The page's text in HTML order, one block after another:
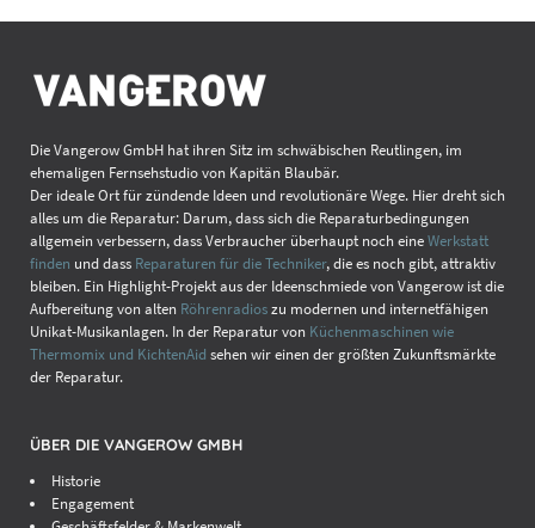
Die Vangerow GmbH hat ihren Sitz im schwäbischen Reutlingen, im
ehemaligen Fernsehstudio von Kapitän Blaubär.
Der ideale Ort für zündende Ideen und revolutionäre Wege. Hier dreht sich
alles um die Reparatur: Darum, dass sich die Reparaturbedingungen
allgemein verbessern, dass Verbraucher überhaupt noch eineWerkstatt
finden und dass Reparaturen für die Techniker, die es noch gibt, attraktiv
bleiben. Ein Highlight-Projekt aus der Ideenschmiede von Vangerow ist die
Aufbereitung von alten Röhrenradioszu modernen und internetfähigen
Unikat-Musikanlagen. In der Reparatur von Küchenmaschinen wie
Thermomix und KichtenAid sehen wir einen der größten Zukunftsmärkte
der Reparatur.
ÜBER DIE VANGEROW GMBH
Historie
Engagement